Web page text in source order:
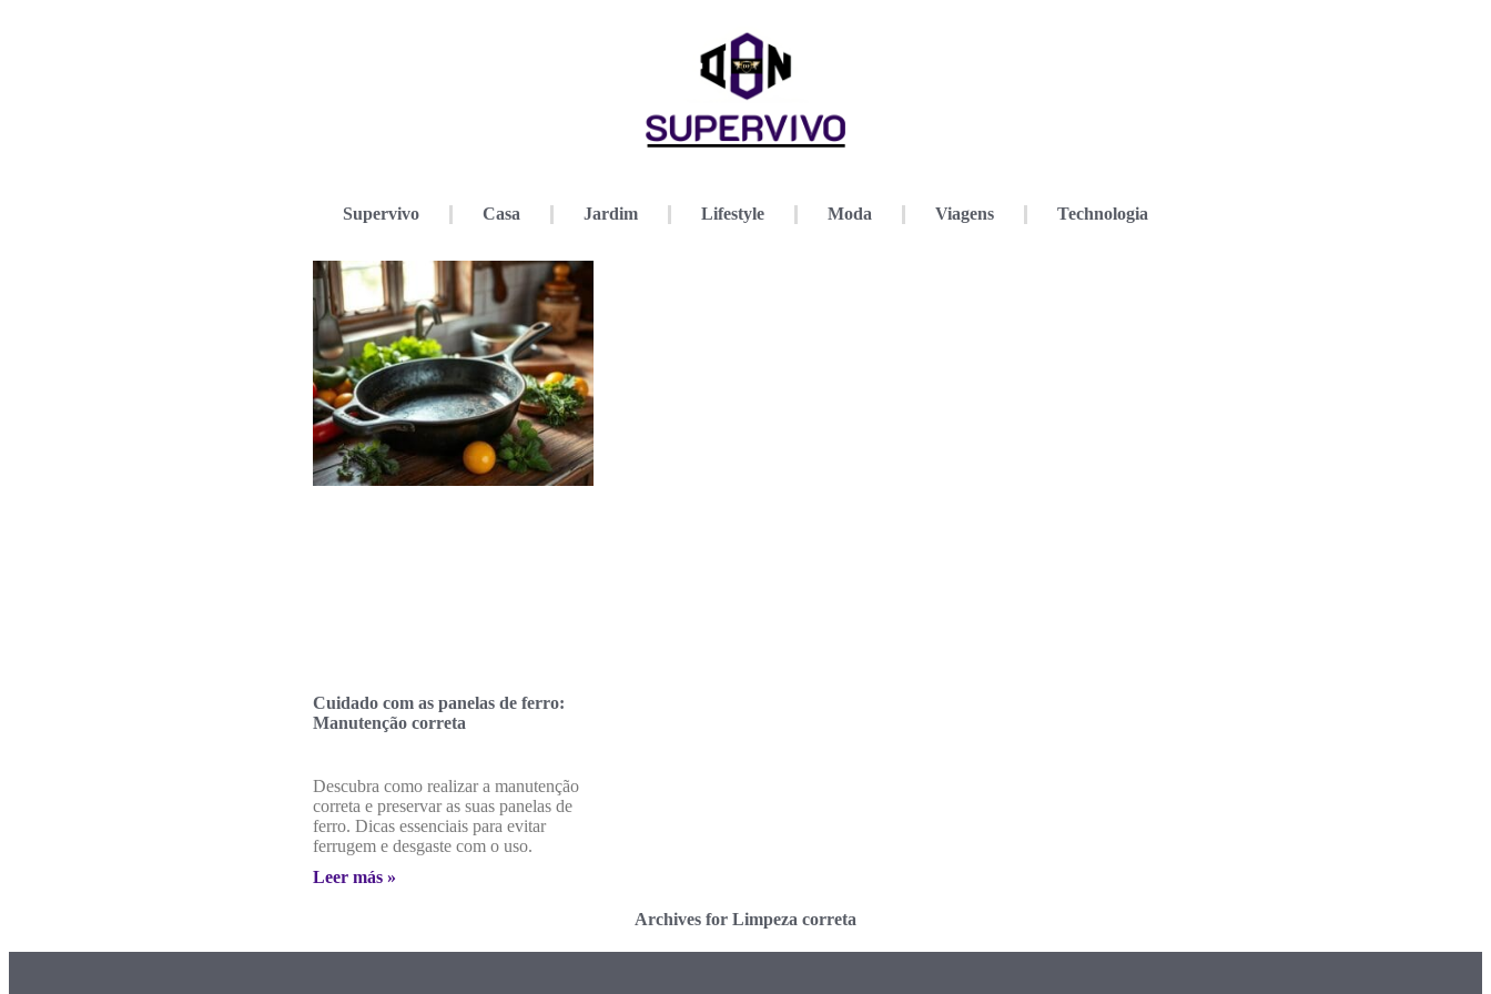
Supervivo Casa Jardim Lifestyle Moda Viagens Technologia
Cuidado com as panelas de ferro:
Manutenção correta
Descubra como realizar a manutenção
correta e preservar as suas panelas de
ferro. Dicas essenciais para evitar
ferrugem e desgaste com o uso.
Leer más »
Archives for Limpeza correta